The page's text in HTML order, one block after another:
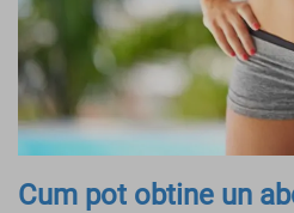
Cum pot obtine un